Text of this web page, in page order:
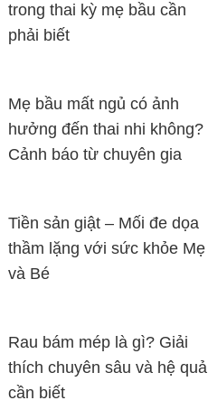
trong thai kỳ mẹ bầu cần
phải biết
Mẹ bầu mất ngủ có ảnh
hưởng đến thai nhi không?
Cảnh báo từ chuyên gia
Tiền sản giật – Mối đe dọa
thầm lặng với sức khỏe Mẹ
và Bé
Rau bám mép là gì? Giải
thích chuyên sâu và hệ quả
cần biết